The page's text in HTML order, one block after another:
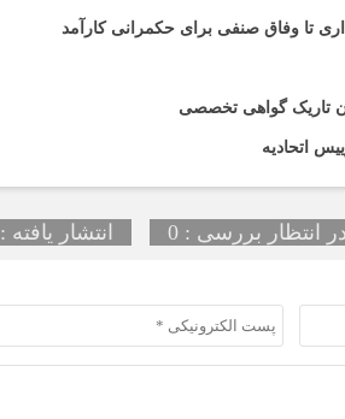
تا وفاق صنفی برای حکمرانی کارآمد
تاریک گواهی تخصصی
اتحادیه
در انتظار بررسی : 0 انتشار یافته : 0